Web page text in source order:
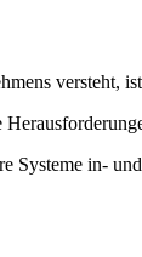
versteht,
Systeme in-